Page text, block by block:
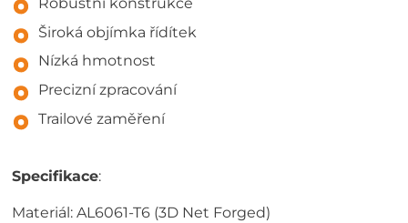
Široká objímka řídítek
Nízká hmotnost
Precizní zpracování
Trailové zaměření
Specifikace:
Materiál: AL6061-T6 (3D Net Forged)